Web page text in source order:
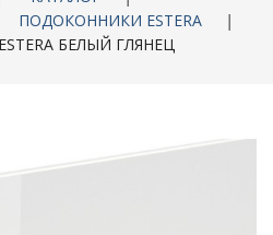
ПОДОКОННИКИ ESTERA
|
БЕЛЫЙ ГЛЯНЕЦ